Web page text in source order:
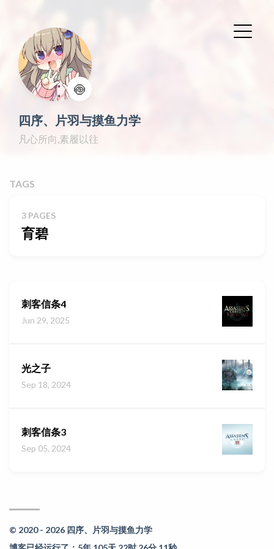
🍥
四序、片羽与摸鱼力学
凡心所向,素履以往
TAGS
3 PAGES
育碧
刺客信条4
Jun 29, 2025
光之子
Sep 18, 2024
刺客信条3
Sep 05, 2024
© 2020 - 2026 四序、片羽与摸鱼力学